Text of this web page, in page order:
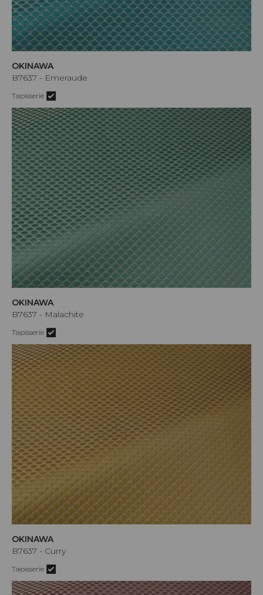
OKINAWA
B7637 - Emeraude
Tapisserie
OKINAWA
B7637 - Malachite
Tapisserie
OKINAWA
B7637 - Curry
Tapisserie